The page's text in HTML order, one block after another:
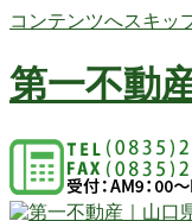
コンテンツへスキッ
第一不動
防府市の不動産 賃